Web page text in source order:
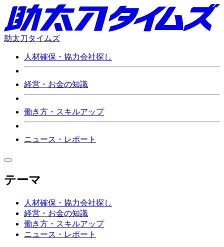
助太刀タイムズ
人材確保・協力会社探し
経営・お金の知識
働き方・スキルアップ
ニュース・レポート
テーマ
人材確保・協力会社探し
経営・お金の知識
働き方・スキルアップ
ニュース・レポート